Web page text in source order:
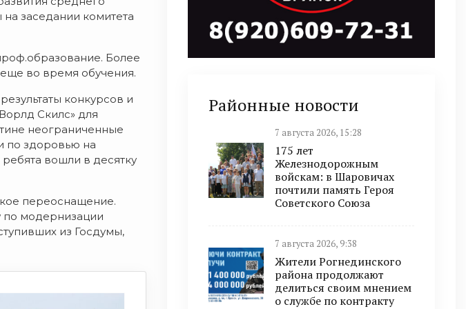
заседании комитета
Более
во время обучения.
конкурсов и
Скилс» для
неограниченные
по здоровью на
вошли в десятку
переоснащение.
по модернизации
из Госдумы,
Районные новости
7 августа 2026, 15:28
175 лет
Железнодорожным
войскам: в Шаровичах
почтили память Героя
Советского Союза
7 августа 2026, 9:38
Жители Рогнединского
района продолжают
делиться своим мнением
о службе по контракту